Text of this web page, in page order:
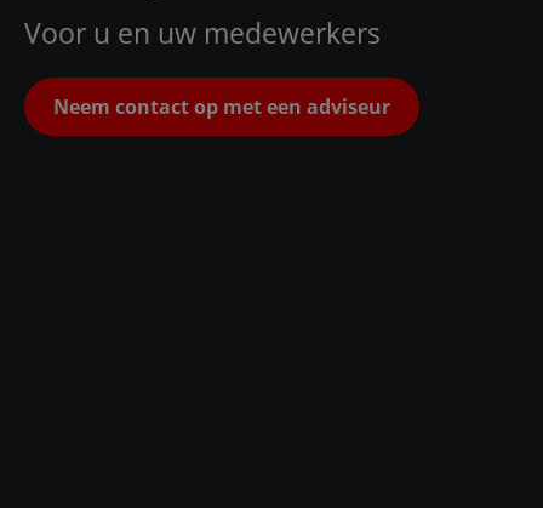
Voor u en uw medewerkers
Neem contact op met een adviseur